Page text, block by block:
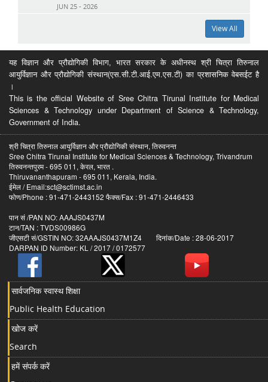
JUN 25 - 2026
View All
यह विज्ञान और प्रौद्योगिकी विभाग, भारत सरकार के अधीनस्थ श्री चित्रा तिरुनाल
आयुर्विज्ञान और प्रौद्योगिकी संस्थान(एस.सी.टी.आई.एम.एस.टी) का प्रशासनिक वेबसईट है
।
This is the official Website of Sree Chitra Tirunal Institute for Medical
Sciences & Technology under Department of Science & Technology,
Government of India.
श्री चित्रा तिरुनाल आयुर्विज्ञान और प्रौद्योगिकी संस्थान, तिरुवनन्त
Sree Chitra Tirunal Institute for Medical Sciences & Technology, Trivandrum
तिरुवनन्तपुरम - 695 011, केरल, भारत .
Thiruvananthapuram - 695 011, Kerala, India.
ईमेल / Email:sct@sctimst.ac.in
फोण/Phone : 91-471-2443152 फैक्स/Fax : 91-471-2446433
पान सं /PAN NO: AAAJS0437M
टान/TAN : TVDS00986G
जीएसटी सं/GSTIN NO: 32AAAJS0437M1Z4 दिनांक/Date : 28-06-2017
DARPAN ID Number: KL / 2017 / 0172577
सार्वजनिक स्वास्थ शिक्षा
Public Health Education
खोज करें
Search
हमें संपर्क करें